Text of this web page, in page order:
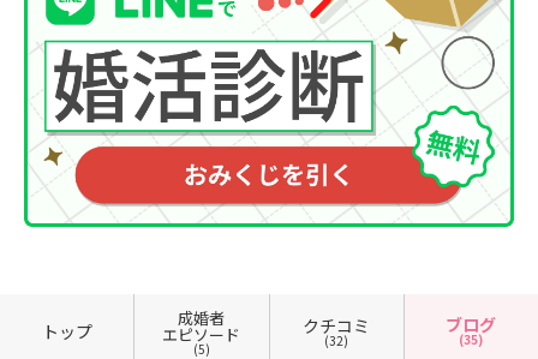
トップ
成婚者
エピソード
(5)
クチコミ
(32)
ブログ
(35)